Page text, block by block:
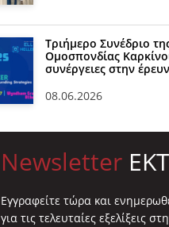
Τριήμερο Συνέδριο
Ομοσπονδίας
συνέργειες στην
08.06.2026
Newsletter EKT
Eγγραφείτε τώρα και
για τις τελευταίες εξελίξεις